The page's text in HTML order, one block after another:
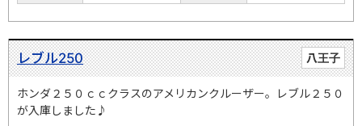
八王子
レブル250
ホンダ２５０ｃｃクラスのアメリカンクルーザー。レブル２５０
が入庫しました♪